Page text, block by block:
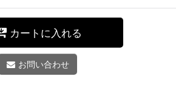
カートに入れる
お問い合わせ